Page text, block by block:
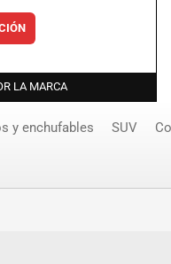
LA MARCA
y enchufables SUV